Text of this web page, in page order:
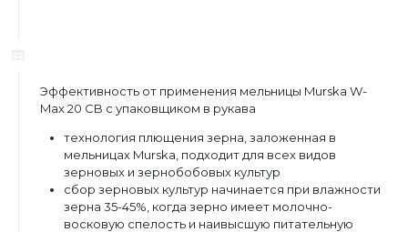
Эффективность от применения мельницы Murska W-
Max 20 CB с упаковщиком в рукава
технология плющения зерна, заложенная в
мельницах Murska, подходит для всех видов
зерновых и зернобобовых культур
сбор зерновых культур начинается при влажности
зерна 35-45%, когда зерно имеет молочно-
восковую спелость и наивысшую питательную